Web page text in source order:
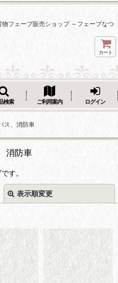
フェーブ販売ショップ ～フェーブなつ
カート
検索 ご利用案内 ログイン
ス、消防車
消防車
す。
表示順変更
込む